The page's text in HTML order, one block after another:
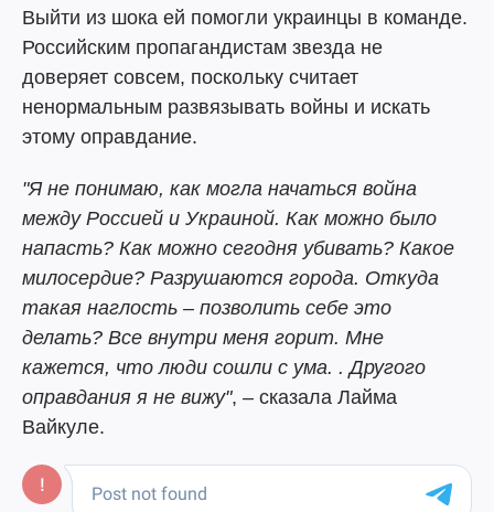
Выйти из шока ей помогли украинцы в команде.
Российским пропагандистам звезда не
доверяет совсем, поскольку считает
ненормальным развязывать войны и искать
этому оправдание.
"Я не понимаю, как могла начаться война
между Россией и Украиной. Как можно было
напасть? Как можно сегодня убивать? Какое
милосердие? Разрушаются города. Откуда
такая наглость – позволить себе это
делать? Все внутри меня горит. Мне
кажется, что люди сошли с ума. . Другого
оправдания я не вижу", – сказала Лайма
Вайкуле.